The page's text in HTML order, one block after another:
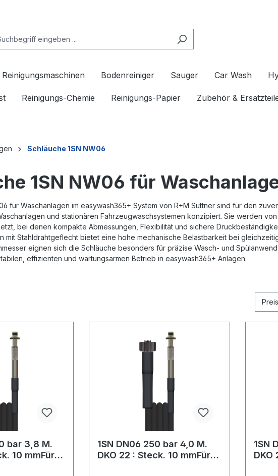
Bodenreiniger Sauger Car Wash
Reinigungs-Chemie Reinigungs-Papier Zubehör &
Schläuche 1SN NW06
1SN NW06 für
für Waschanlagen im easywash365+ System von R+M Suttner sind für den
und stationären Fahrzeugwaschsystemen konzipiert. Sie werden
bei denen kompakte Abmessungen, Flexibilität und sichere
mit Stahldrahtgeflecht bietet eine hohe mechanische Belastbarkeit bei
eignen sich die Schläuche besonders für präzise Wasch- und
effizienten und wartungsarmen Betrieb in easywash365+ Anlagen.
bar 3,8 M.
10 mmFür
1SN DN06 250 bar 4,0 M.
DKO 22 : Steck. 10 mmFür
1SN
DKO